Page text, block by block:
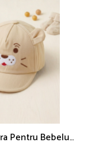
Pentru Bebelusi